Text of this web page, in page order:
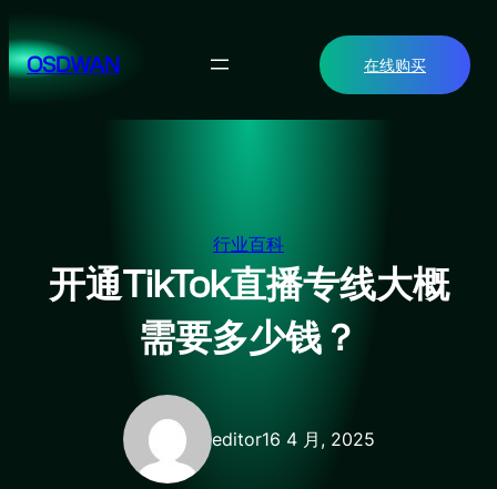
至
内OSDWAN 在线购买
行业百科
开通TikTok直播专线大概
需要多少钱？
editor16 4 月, 2025